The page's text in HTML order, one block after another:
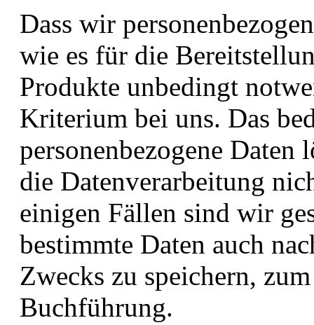
Dass wir
wie es für die
Produkte unbedingt
Kriterium bei uns. Das
personenbezogene
die Datenverarbeitung
einigen Fällen sind wir
bestimmte Daten auch
Zwecks zu speichern,
Buchführung.